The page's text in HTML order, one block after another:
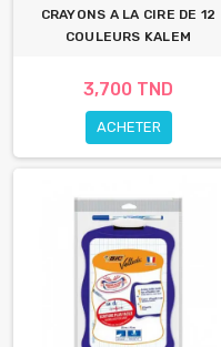
CRAYONS A LA CIRE DE 12
COULEURS KALEM
3,700 TND
ACHETER